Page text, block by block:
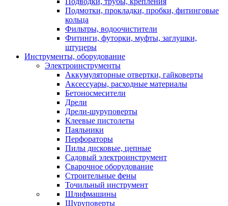
Подмотки, прокладки, пробки, фитинговые
кольца
Фильтры, водоочистители
Фитинги, футорки, муфты, заглушки,
штуцеры
Инструменты, оборудование
Электроинструменты
Аккумуляторные отвертки, гайковерты
Аксессуары, расходные материалы
Бетоносмесители
Дрели
Дрели-шуруповерты
Клеевые пистолеты
Паяльники
Перфораторы
Пилы дисковые, цепные
Садовый электроинструмент
Сварочное оборудование
Строительные фены
Точильный инструмент
Шлифмашины
Шуруповерты